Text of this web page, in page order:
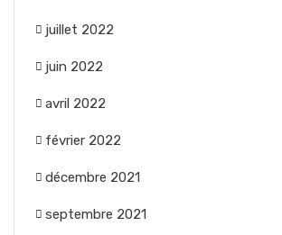
juillet 2022
juin 2022
avril 2022
février 2022
décembre 2021
septembre 2021